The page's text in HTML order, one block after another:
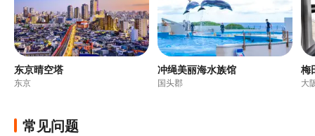
东京晴空塔
东京
冲绳美丽海水族馆
国头郡
梅
大
常见问题